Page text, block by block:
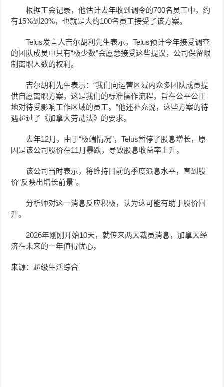
根据工会记录，他估计去年收到调令的700名员工中，约
有15%到20%，也就是大约100名员工接受了该方案。
Telus发言人吉尔胡利先生表示，Telus预计今年接受调查
的团队成员中只有“极少数”会愿意接受这些提议，公司保留限
制离职人数的权利。
吉尔胡利先生表示：“我们向运营区域内众多团队成员提
供自愿离职方案，这是我们的标准操作流程，旨在公平公正
地对待受影响工作区域的员工。”他还补充说，这些方案的待
遇超过了《加拿大劳动法》的要求。
去年12月，由于“极端情况”，Telus暂停了股息增长，原
因是该公司股价在11月暴跌，导致股息收益率上升。
该公司当时表示，将维持目前的季度派息水平，直到股
价“反映出增长前景”。
分析师对这一消息反应积极，认为这可能有助于股价回
升。
2026年刚刚开始10天，就传来两大裁员消息，加拿大经
济在未来的一年值得忧心。
来源：超级生活综合